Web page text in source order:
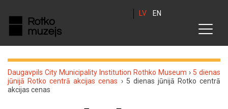
LV EN
Daugavpils City Municipality Institution Rothko Museum › 5 dienas
jūnijā Rotko centrā akcijas cenas › 5 dienas jūnijā Rotko centrā
akcijas cenas